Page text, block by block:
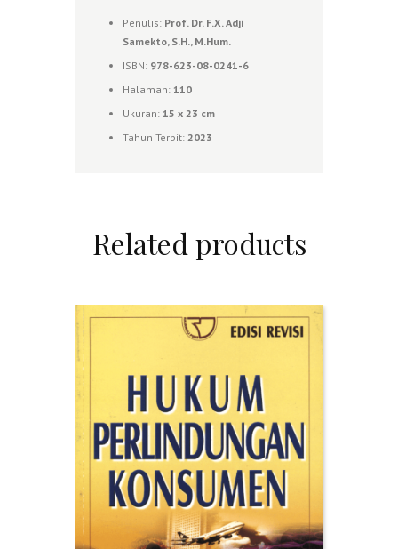
Penulis: Prof. Dr. F.X. Adji
Samekto, S.H., M.Hum.
ISBN: 978-623-08-0241-6
Halaman: 110
Ukuran: 15 x 23 cm
Tahun Terbit: 2023
Related products